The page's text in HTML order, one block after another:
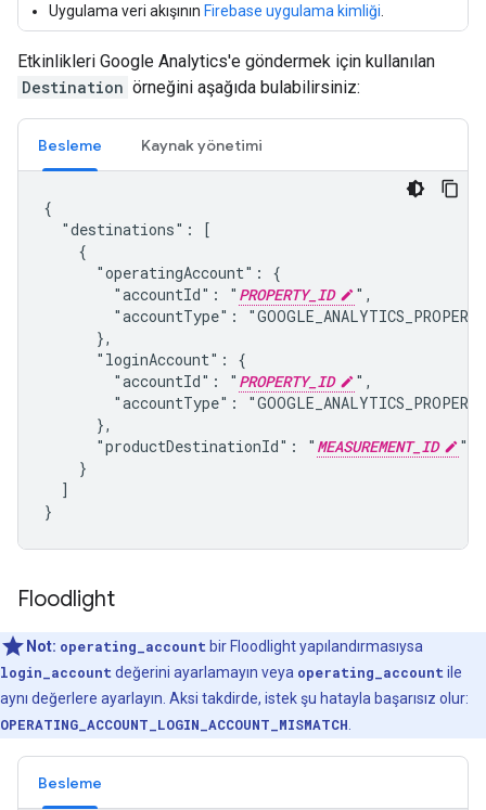
Uygulama veri akışının Firebase uygulama kimliği
Etkinlikleri Google Analytics'e göndermek için kullanılan
Destination örneğini aşağıda bulabilirsiniz:
Besleme Kaynak yönetimi
{
  "destinations": [
    {
      "operatingAccount": {
        "accountId": "
PROPERTY_ID
",
"accountType":
      },
      "loginAccount": {
        "accountId": "
PROPERTY_ID
",
"accountType":
      },
      "productDestinationId": "
MEASUREMENT_ID
"
    }
  ]
}
Floodlight
Not: operating_account bir Floodlight yapılandırmasıysa
login_account değerini ayarlamayın veya operating_account ile
aynı değerlere ayarlayın. Aksi takdirde, istek şu hatayla başarısız olur:
OPERATING_ACCOUNT_LOGIN_ACCOUNT_MISMATCH
Besleme